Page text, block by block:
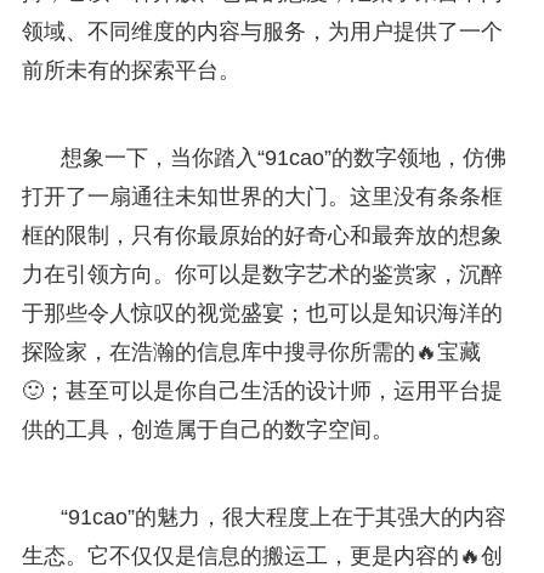
领域、不同维度的内容与服务，为用户提供了一个
前所未有的探索平台。
想象一下，当你踏入“91cao”的数字领地，仿佛
打开了一扇通往未知世界的大门。这里没有条条框
框的限制，只有你最原始的好奇心和最奔放的想象
力在引领方向。你可以是数字艺术的鉴赏家，沉醉
于那些令人惊叹的视觉盛宴；也可以是知识海洋的
探险家，在浩瀚的信息库中搜寻你所需的🔥宝藏
🙂；甚至可以是你自己生活的设计师，运用平台提
供的工具，创造属于自己的数字空间。
“91cao”的魅力，很大程度上在于其强大的内容
生态。它不仅仅是信息的搬运工，更是内容的🔥创